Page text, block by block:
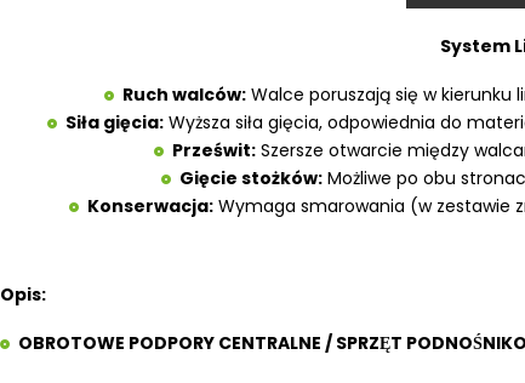
System
Ruch walców:Walce poruszają się w kierunku
Siła gięcia: Wyższa siła gięcia, odpowiednia do
Prześwit:Szersze otwarcie między
Gięcie stożków: Możliwe po obu
Konserwacja: Wymaga smarowania (w zestawie
Opis:
OBROTOWE PODPORY CENTRALNE / SPRZĘT